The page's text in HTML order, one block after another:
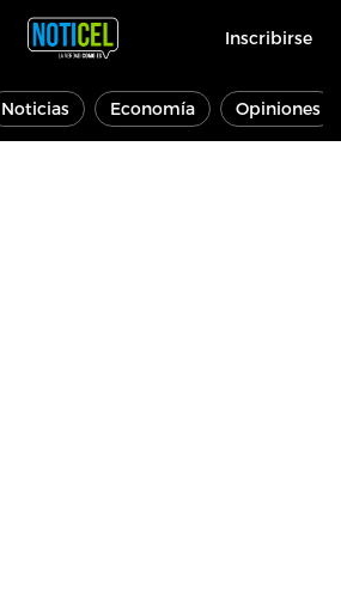
Inscribirse
Noticias Economía Opiniones